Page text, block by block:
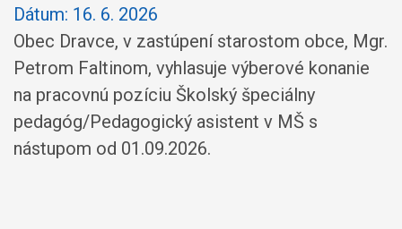
Dátum: 16. 6. 2026
Obec Dravce, v zastúpení starostom obce, Mgr.
Petrom Faltinom, vyhlasuje výberové konanie
na pracovnú pozíciu Školský špeciálny
pedagóg/Pedagogický asistent v MŠ s
nástupom od 01.09.2026.